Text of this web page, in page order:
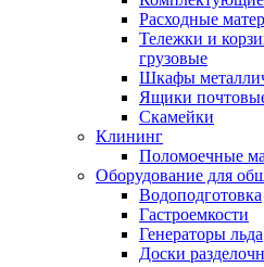
Расходные
Тележки и
грузовые
Шкафы
Ящики
Скамейки
Клининг
Поломоечные
Оборудование для
Водоподготовка
Гастроемкости
Генераторы льда
Доски